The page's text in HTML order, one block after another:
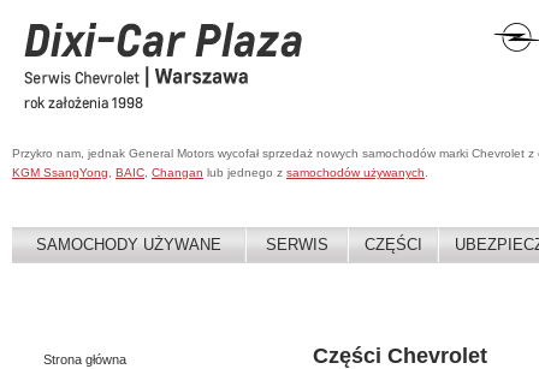
Przykro nam, jednak General Motors wycofał sprzedaż nowych samochodów marki Chevrolet
KGM SsangYong
BAIC Changan lub jednego z samochodów używanych
SAMOCHODY UŻYWANE SERWIS CZĘŚCI
Strona główna Części Chevrolet